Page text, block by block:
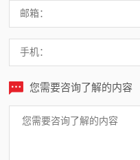
您需要咨询了解的内容